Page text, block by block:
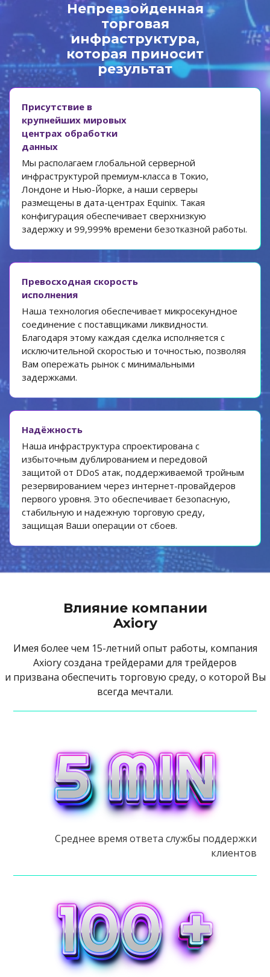
Непревзойденная
торговая
инфраструктура,
которая приносит
результат
Присутствие в
крупнейших мировых
центрах обработки
данных
Мы располагаем глобальной серверной
инфраструктурой премиум-класса в Токио,
Лондоне и Нью-Йорке, а наши серверы
размещены в дата-центрах Equinix. Такая
конфигурация обеспечивает сверхнизкую
задержку и 99,999% времени безотказной работы.
Превосходная скорость
исполнения
Наша технология обеспечивает микросекундное
соединение с поставщиками ликвидности.
Благодаря этому каждая сделка исполняется с
исключительной скоростью и точностью, позволяя
Вам опережать рынок с минимальными
задержками.
Надёжность
Наша инфраструктура спроектирована с
избыточным дублированием и передовой
защитой от DDoS атак, поддерживаемой тройным
резервированием через интернет-провайдеров
первого уровня. Это обеспечивает безопасную,
стабильную и надежную торговую среду,
защищая Ваши операции от сбоев.
Влияние компании
Axiory
Имея более чем 15-летний опыт работы, компания
Axiory создана трейдерами для трейдеров
и призвана обеспечить торговую среду, о которой Вы
всегда мечтали.
Среднее время ответа службы поддержки
клиентов